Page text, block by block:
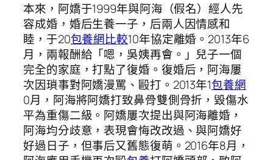
本來，阿嬌于1999年與阿海（假名）經人先
容成婚，婚后生養一子，后兩人因情感和
睦，于20包養網比較10年協定離婚。2013年6
月，兩報酬給「嗯，吳姨再會。」兒子一個
完全的家庭，打點了復婚。復婚后，阿海屢
次因瑣事對阿嬌漫罵、毆打。2013年1包養網
0月，阿海將阿嬌打致鼻骨雙側骨折，毀傷水
平為重傷二級。阿嬌屢次提出與阿海離婚，
阿海均分歧意，表現會悔改改過、與阿嬌好
好過日子，但事后又舊態復萌。2016年8月，